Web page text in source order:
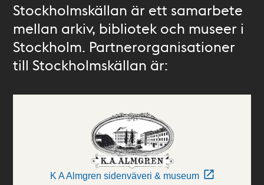
Stockholmskällan är ett samarbete
mellan arkiv, bibliotek och museer i
Stockholm. Partnerorganisationer
till Stockholmskällan är:
K A Almgren sidenväveri & museum